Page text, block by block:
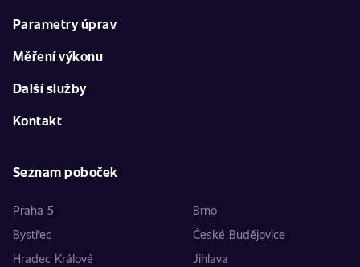
Parametry úprav
Měření výkonu
Další služby
Kontakt
Seznam poboček
Praha 5
Brno
Bystřec
České Budějovice
Hradec Králové
Jihlava